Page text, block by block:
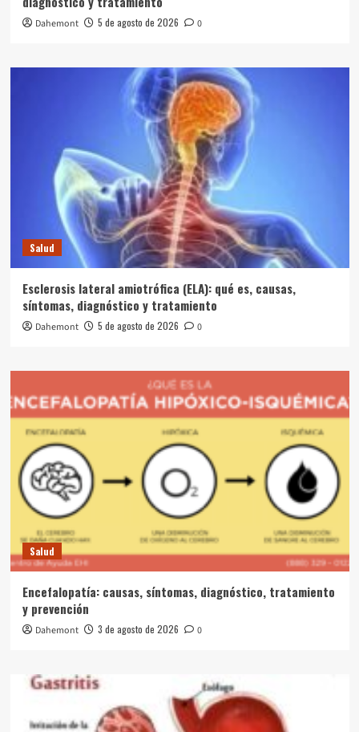
Dahemont 5 de agosto de 2026 0
Salud
Esclerosis lateral amiotrófica (ELA): qué es, causas,
síntomas, diagnóstico y tratamiento
Dahemont 5 de agosto de 2026 0
Salud
Encefalopatía: causas, síntomas, diagnóstico, tratamiento
y prevención
Dahemont 3 de agosto de 2026 0